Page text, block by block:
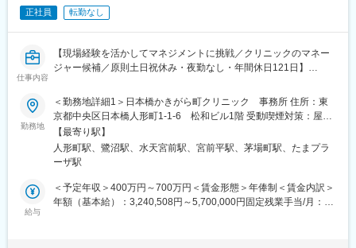
タムスグループでは、年齢や性別に関わらず8,000名以上の職員が
在籍しており、外国人職員や女性管理職も多数活躍しています。
副業OK、WワークOK、ブランクOKです。U・Iターンでご入社い
ただいた方も多くいます。 多様な働き方を応援するタムスグルー
プで、あなたの力を活かしてください。
め＞
◆店舗のSV・エリアマネージャーや、事業会社の経営企画のご経
高齢化が加速する中、医療課題は社会でも特に大きな課題のた
め、社会貢献への意欲がある方にお勧めの求人です。
＜様々な医療課題に対して新規事業を立ち上げ、売上を伸長＞
◆直近の新規事業として、コロナワクチンの接種促進にも参入。
高齢者の白内障増加に伴い眼科事業を立ち上げる等、時代の医療
課題に対して柔軟に対応、着実に売り上げを伸ばしています。
正社員 転勤なし
仕事内容
【現場経験を活かしてマネジメントに挑戦／クリニックのマネー
ジャー候補／原則土日祝休み・夜勤なし・年間休日121日】
【はじめに】
今回は、クリニックのマネージャー候補を募集します。現職の事
務長の昇格に伴う増員募集です。これまで現場で後輩育成やリー
ダーなどのご経験があり、マネジメントを目指したいという方か
らのご応募お待ちしております。
【業務内容】
《入社すぐお任せすること》
■診療アシスタント業務：
勤務地
＜勤務地詳細1＞日本橋かきがら町クリニック 事務所 住所：東
京都中央区日本橋人形町1-1-6 松和ビル1階 受動喫煙対策：屋内
全面禁煙＜勤務地詳細2＞平郁会みんなの荏田クリニック（2023
年3月～）住所：神奈川県川崎市宮前区鷺沼１丁目５－１３ 鷺沼
スカイビル2階勤務地最寄駅：東急田園都市線／鷺沼駅受動喫煙対
【最寄り駅】
人形町駅、鷺沼駅、水天宮前駅、宮前平駅、茅場町駅、たまプラ
ーザ駅
給与
＜予定年収＞400万円～700万円＜賃金形態＞年俸制＜賃金内訳＞
年額（基本給）：3,240,508円～5,700,000円固定残業手当/月：